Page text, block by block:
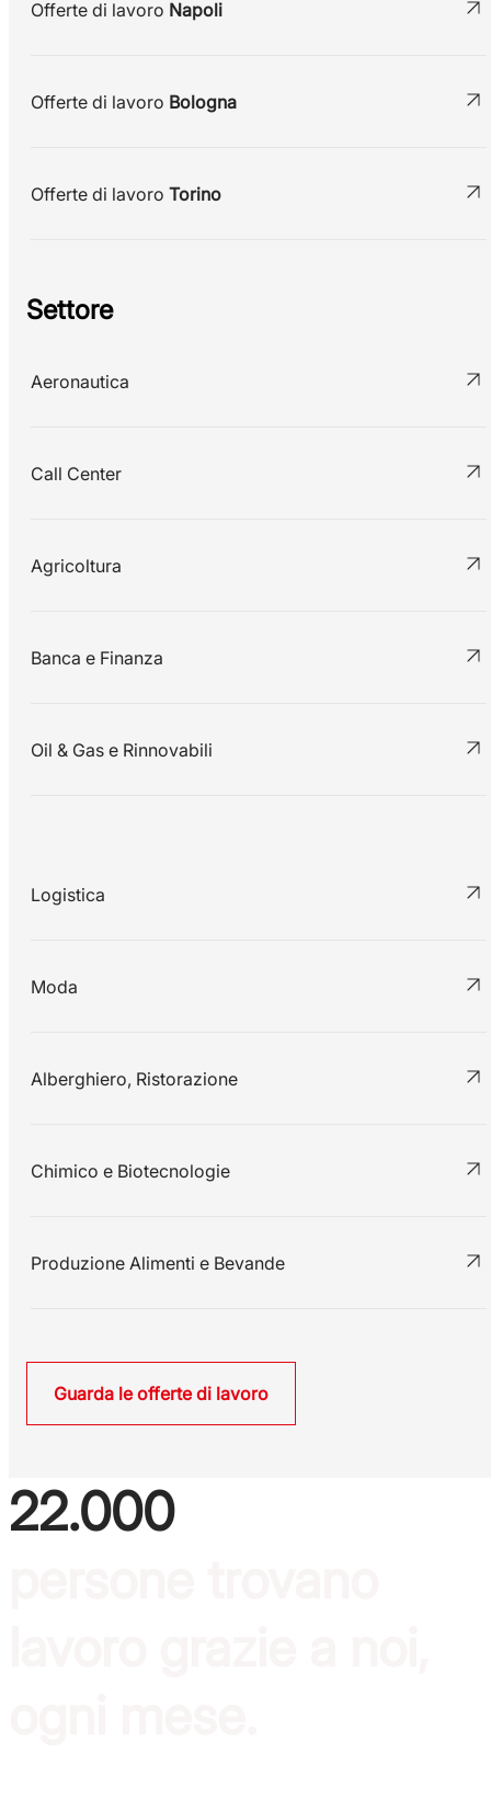
Offerte di lavoro Napoli
Offerte di lavoro Bologna
Offerte di lavoro Torino
Settore
Aeronautica
Call Center
Agricoltura
Banca e Finanza
Oil & Gas e Rinnovabili
Logistica
Moda
Alberghiero, Ristorazione
Chimico e Biotecnologie
Produzione Alimenti e Bevande
Guarda le offerte di lavoro
22.000